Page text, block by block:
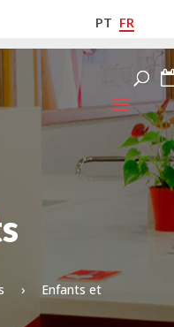
PT FR
›
Enfants et